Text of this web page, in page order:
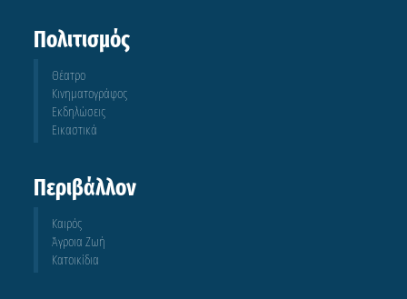
Πολιτισμός
Θέατρο
Κινηματογράφος
Εκδηλώσεις
Εικαστικά
Περιβάλλον
Καιρός
Άγροια Ζωή
Κατοικίδια